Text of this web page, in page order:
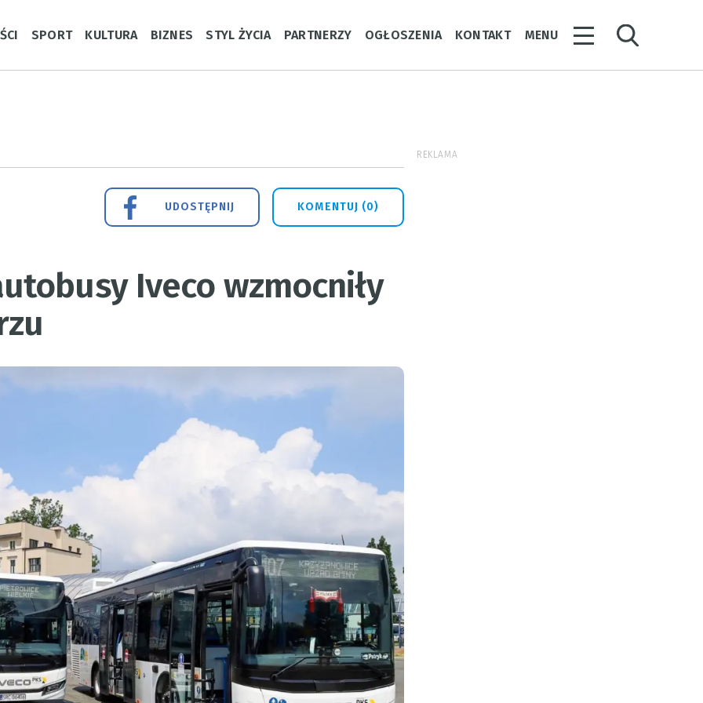
SPORT KULTURA BIZNES STYL ŻYCIA PARTNERZY OGŁOSZENIA KONTAKT MENU
KOMENTUJ (0)
UDOSTĘPNIJ
Iveco wzmocniły
REKLAMA